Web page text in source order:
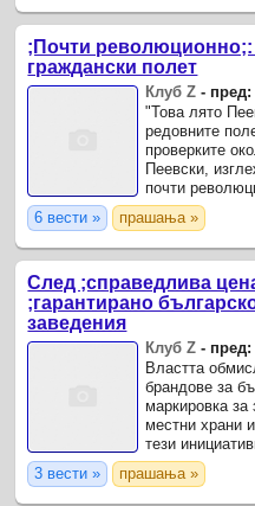
;Почти революционно;:
граждански полет
Клуб Z - пред:
"Това лято
редовните
проверките
Пеевски,
почти
пътник." Това
България" в
6 вести » прашања »
След ;справедлива
;гарантирано
заведения
Клуб Z - пред:
Властта
брандове за
маркировка за
местни храни
тези
ще бъде
коментираха
3 вести » прашања »